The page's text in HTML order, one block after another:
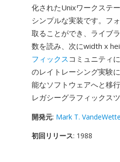
化されたUnixワークステ
シンプルな実装です。フ
取ることができ、ライブ
数を読み、次にwidth x
フィックス コミュニティ
のレイトレーシング実験
能なソフトウェアへと移
レガシーグラフィックス
開発元: Mark T.
初回リリース: 1988